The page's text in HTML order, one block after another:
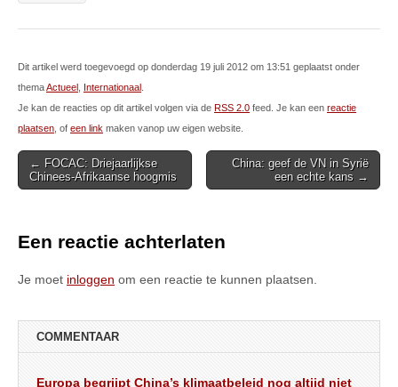
Dit artikel werd toegevoegd op donderdag 19 juli 2012 om 13:51 geplaatst onder
themaActueel Internationaal
Je kan de reacties op dit artikel volgen via de RSS 2.0 feed. Je kan een reactie
plaatsen , of een link maken vanop uw eigen website.
Post
navigation
← FOCAC: Driejaarlijkse
Chinees-Afrikaanse hoogmis
China: geef de VN in Syrië
een echte kans →
Een reactie achterlaten
Je moet inloggen om een reactie te kunnen plaatsen.
COMMENTAAR
Europa begrijpt China’s klimaatbeleid nog altijd niet